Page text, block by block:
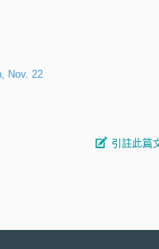
Nov. 22
引註此篇